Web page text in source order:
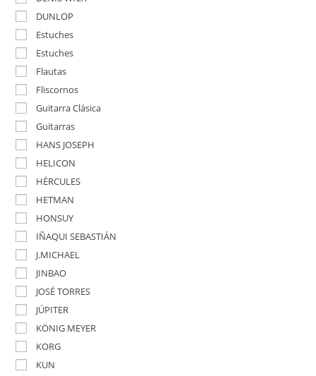
DUNLOP
Estuches
Estuches
Flautas
Fliscornos
Guitarra Clásica
Guitarras
HANS JOSEPH
HELICON
HÉRCULES
HETMAN
HONSUY
IÑAQUI SEBASTIÁN
J.MICHAEL
JINBAO
JOSÉ TORRES
JÚPITER
KÖNIG MEYER
KORG
KUN